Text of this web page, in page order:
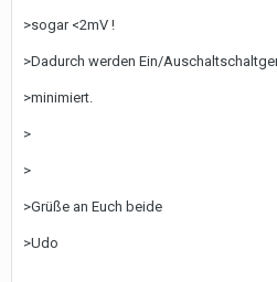
>sogar <2mV !
>Dadurch werden Ein/
>minimiert.
>
>
>Grüße an Euch beide
>Udo